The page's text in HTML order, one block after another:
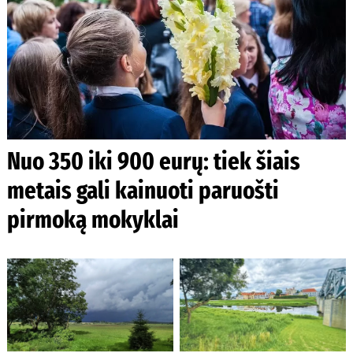
Nuo 350 iki 900 eurų: tiek šiais
metais gali kainuoti paruošti
pirmoką mokyklai